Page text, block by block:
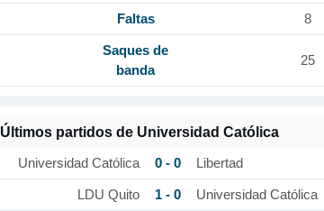
Faltas 8
Saques de
banda
25
Últimos partidos de Universidad Católica
Universidad Católica 0 - 0 Libertad
LDU Quito 1 - 0 Universidad Católica